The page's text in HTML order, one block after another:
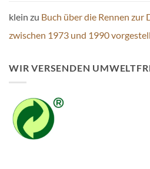
klein zu Buch über die Rennen
zwischen 1973 und 1990
WIR VERSENDEN